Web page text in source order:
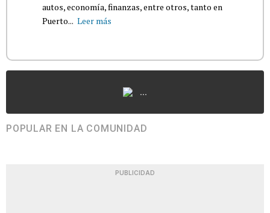
autos, economía, finanzas, entre otros, tanto en
Puerto... Leer más
...
POPULAR EN LA COMUNIDAD
PUBLICIDAD